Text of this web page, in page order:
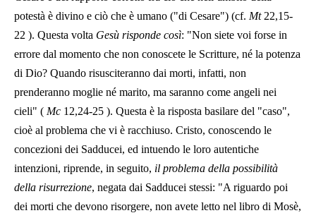
potestà è divino e ciò che è umano ("di Cesare") (cf. Mt22,15-
22 ). Questa volta Gesù risponde così: "Non siete voi forse in
errore dal momento che non conoscete le Scritture, né la potenza
di Dio? Quando risusciteranno dai morti, infatti, non
prenderanno moglie né marito, ma saranno come angeli nei
cieli" ( Mc 12,24-25 ). Questa è la risposta basilare del "caso",
cioè al problema che vi è racchiuso. Cristo, conoscendo le
concezioni dei Sadducei, ed intuendo le loro autentiche
intenzioni, riprende, in seguito, il problema della possibilità
della risurrezione, negata dai Sadducei stessi: "A riguardo poi
dei morti che devono risorgere, non avete letto nel libro di Mosè,